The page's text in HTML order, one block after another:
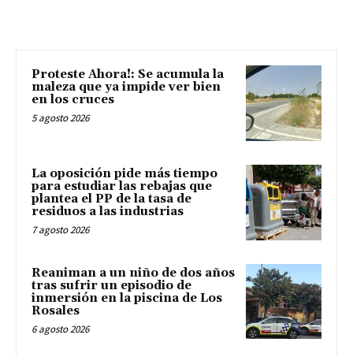
Proteste Ahora!: Se acumula la
maleza que ya impide ver bien
en los cruces
5 agosto 2026
La oposición pide más tiempo
para estudiar las rebajas que
plantea el PP de la tasa de
residuos a las industrias
7 agosto 2026
Reaniman a un niño de dos años
tras sufrir un episodio de
inmersión en la piscina de Los
Rosales
6 agosto 2026